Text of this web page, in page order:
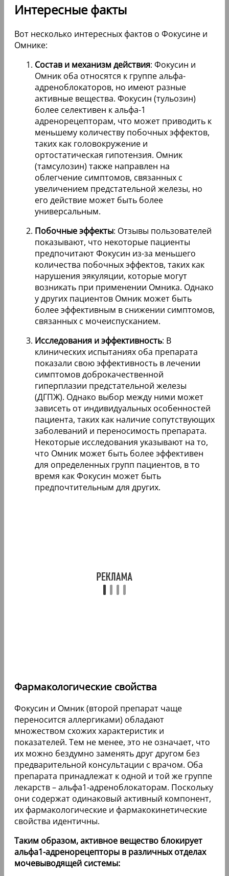
Интересные факты
Вот несколько интересных фактов о Фокусине и
Омнике:
Состав и механизм действия: Фокусин и
Омник оба относятся к группе альфа-
адреноблокаторов, но имеют разные
активные вещества. Фокусин (тульозин)
более селективен к альфа-1
адренорецепторам, что может приводить к
меньшему количеству побочных эффектов,
таких как головокружение и
ортостатическая гипотензия. Омник
(тамсулозин) также направлен на
облегчение симптомов, связанных с
увеличением предстательной железы, но
его действие может быть более
универсальным.
Побочные эффекты: Отзывы пользователей
показывают, что некоторые пациенты
предпочитают Фокусин из-за меньшего
количества побочных эффектов, таких как
нарушения эякуляции, которые могут
возникать при применении Омника. Однако
у других пациентов Омник может быть
более эффективным в снижении симптомов,
связанных с мочеиспусканием.
Исследования и эффективность: В
клинических испытаниях оба препарата
показали свою эффективность в лечении
симптомов доброкачественной
гиперплазии предстательной железы
(ДГПЖ). Однако выбор между ними может
зависеть от индивидуальных особенностей
пациента, таких как наличие сопутствующих
заболеваний и переносимость препарата.
Некоторые исследования указывают на то,
что Омник может быть более эффективен
для определенных групп пациентов, в то
время как Фокусин может быть
предпочтительным для других.
Фармакологические свойства
Фокусин и Омник (второй препарат чаще
переносится аллергиками) обладают
множеством схожих характеристик и
показателей. Тем не менее, это не означает, что
их можно бездумно заменять друг другом без
предварительной консультации с врачом. Оба
препарата принадлежат к одной и той же группе
лекарств – альфа1-адреноблокаторам. Поскольку
они содержат одинаковый активный компонент,
их фармакологические и фармакокинетические
свойства идентичны.
Таким образом, активное вещество блокирует
альфа1-адренорецепторы в различных отделах
мочевыводящей системы: